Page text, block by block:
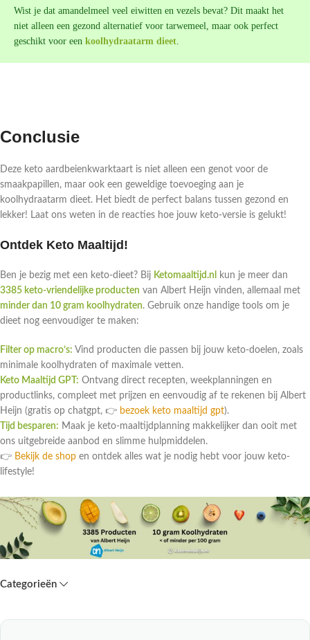
Wist je dat amandelmeel veel eiwitten en vezels bevat? Dit maakt het
niet alleen een gezond alternatief voor tarwemeel, maar ook perfect
geschikt voor een koolhydraatarm dieet.
Conclusie
Deze keto aardbeienkwarktaart is niet alleen een genot voor de
smaakpapillen, maar ook een geweldige toevoeging aan je
koolhydraatarm dieet. Het biedt de perfect balans tussen gezond en
lekker! Laat ons weten in de reacties hoe jouw keto-versie is gelukt!
Ontdek Keto Maaltijd!
Ben je bezig met een keto-dieet? Bij Ketomaaltijd.nl
kun je meer dan
3385 keto-vriendelijke producten van Albert Heijn vinden, allemaal met
minder dan 10 gram koolhydraten. Gebruik onze handige tools om je
dieet nog eenvoudiger te maken:
Filter op macro’s: Vind producten die passen bij jouw keto-doelen, zoals
minimale koolhydraten of maximale vetten.
Keto Maaltijd GPT: Ontvang direct recepten, weekplanningen en
productlinks, compleet met prijzen en eenvoudig af te rekenen bij Albert
Heijn (gratis op chatgpt, 👉 bezoek keto maaltijd gpt).
Tijd besparen: Maak je keto-maaltijdplanning makkelijker dan ooit met
ons uitgebreide aanbod en slimme hulpmiddelen.
👉 Bekijk de shop en ontdek alles wat je nodig hebt voor jouw keto-
lifestyle!
Categorieën